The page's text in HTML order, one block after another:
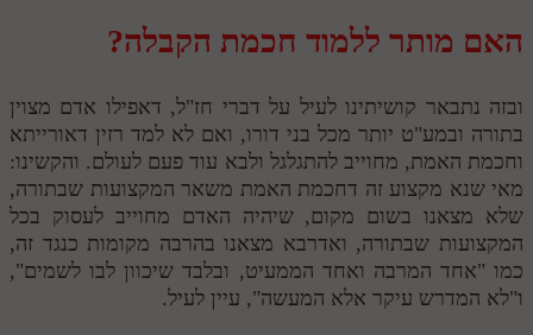
חלק יא
חלק יג
חלק יד
חלק טו
חלק ט"ז
האם מותר ללמוד חכמת הקבלה?
ובזה נתבאר קושיתינו לעיל על דברי חז"ל, דאפילו אדם מצוין
בתורה ובמע"ט יותר מכל בני דורו, ואם לא למד רזין דאורייתא
וחכמת האמת, מחוייב להתגלגל ולבא עוד פעם לעולם. והקשינו:
מאי שנא מקצוע זה דחכמת האמת משאר המקצועות שבתורה,
שלא מצאנו בשום מקום, שיהיה האדם מחוייב לעסוק בכל
המקצועות שבתורה, ואדרבא מצאנו בהרבה מקומות כנגד זה,
כמו "אחד המרבה ואחד הממעיט, ובלבד שיכוון לבו לשמים",
ו"לא המדרש עיקר אלא המעשה", עיין לעיל.